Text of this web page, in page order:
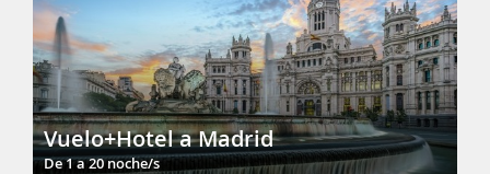
Vuelo+Hotel a Madrid
De 1 a 20 noche/s